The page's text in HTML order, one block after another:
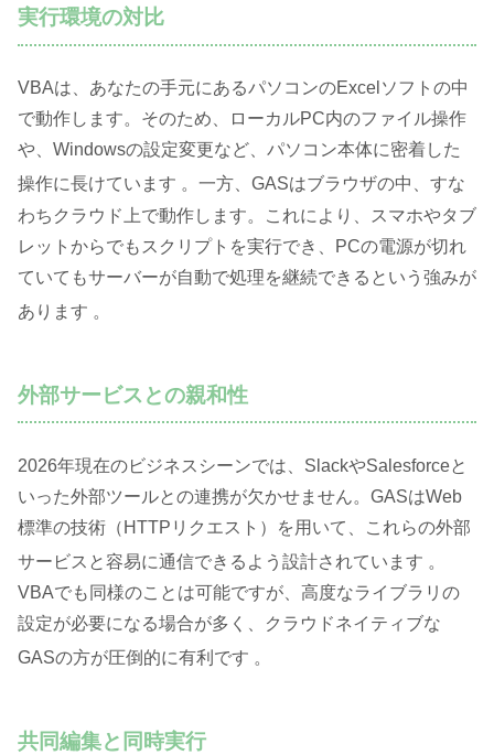
実行環境の対比
VBAは、あなたの手元にあるパソコンのExcelソフトの中
で動作します。そのため、ローカルPC内のファイル操作
や、Windowsの設定変更など、パソコン本体に密着した
操作に長けています 。一方、GASはブラウザの中、すな
わちクラウド上で動作します。これにより、スマホやタブ
レットからでもスクリプトを実行でき、PCの電源が切れ
ていてもサーバーが自動で処理を継続できるという強みが
あります 。
外部サービスとの親和性
2026年現在のビジネスシーンでは、SlackやSalesforceと
いった外部ツールとの連携が欠かせません。GASはWeb
標準の技術（HTTPリクエスト）を用いて、これらの外部
サービスと容易に通信できるよう設計されています 。
VBAでも同様のことは可能ですが、高度なライブラリの
設定が必要になる場合が多く、クラウドネイティブな
GASの方が圧倒的に有利です 。
共同編集と同時実行